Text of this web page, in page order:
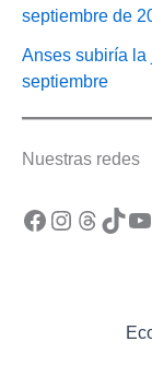
septiembre de
Anses subiría la
septiembre
Nuestras redes
Facebook Instagram Threads TikTok YouTube